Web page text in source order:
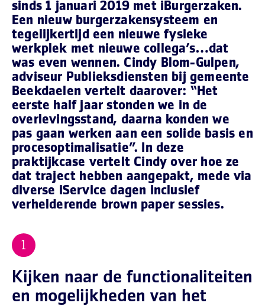
sinds 1 januari 2019 met iBurgerzaken.
Een nieuw burgerzakensysteem en
tegelijkertijd een nieuwe fysieke
werkplek met nieuwe collega’s…dat
was even wennen. Cindy Blom-Gulpen,
adviseur Publieksdiensten bij gemeente
Beekdaelen vertelt daarover: “Het
eerste half jaar stonden we in de
overlevingsstand, daarna konden we
pas gaan werken aan een solide basis en
procesoptimalisatie”. In deze
praktijkcase vertelt Cindy over hoe ze
dat traject hebben aangepakt, mede via
diverse iService dagen inclusief
verhelderende brown paper sessies.
Kijken naar de functionaliteiten
en mogelijkheden van het